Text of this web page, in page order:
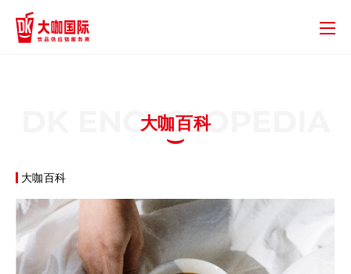
DK ENCYCLOPEDIA
大咖百科
大咖百科